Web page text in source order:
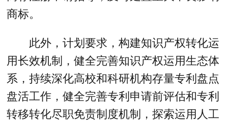
商标。
此外，计划要求，构建知识产权转化运
用长效机制，健全完善知识产权运用生态体
系，持续深化高校和科研机构存量专利盘点
盘活工作，健全完善专利申请前评估和专利
转移转化尽职免责制度机制，探索运用人工